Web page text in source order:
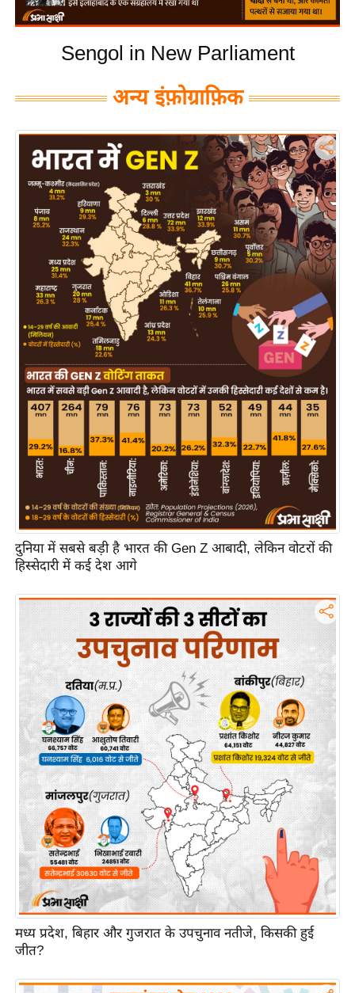
स
ज
खे
ल
क्रि
2
0
2
6
क्रा
म
ई
-
पे
र
मि
सा
ल
बे
मि
सा
ल
ख्सि
Sengol in New Parliament
अन्य इंफ़ोग्राफ़िक
दुनिया में सबसे बड़ी है भारत की Gen Z आबादी, लेकिन वोटरों की
हिस्सेदारी में कई देश आगे
मध्य प्रदेश, बिहार और गुजरात के उपचुनाव नतीजे, किसकी हुई
जीत?